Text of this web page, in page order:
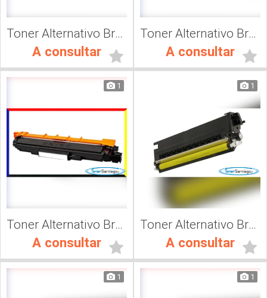
Toner Alternativo Brother TN 217M, Impresora Láser
A consultar
Toner Alternativo Brother TN 230C, Impresora Láser
A consultar
1
Toner Alternativo Brother TN 230Y, Impresora Láser
A consultar
1
Toner Alternativo Brother TN 315K, Impresora Láser
A consultar
1 1